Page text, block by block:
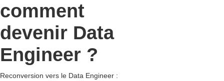
comment
devenir Data
Engineer ?
Reconversion vers le Data Engineer :